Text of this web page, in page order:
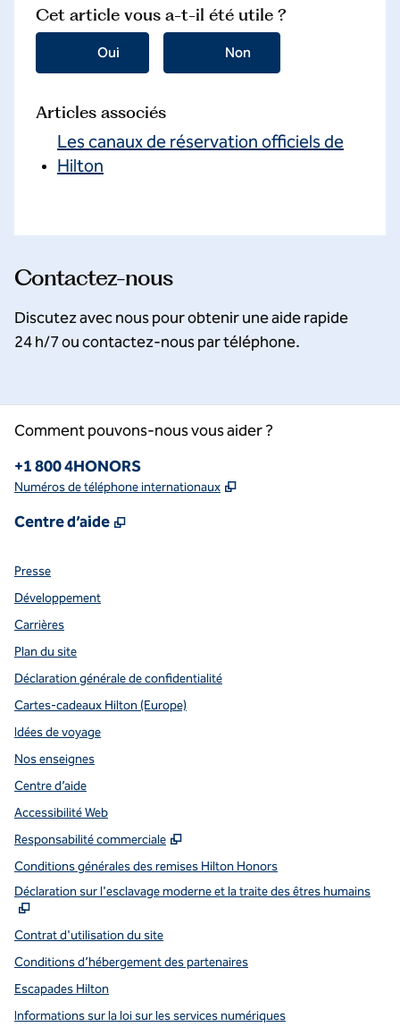
Cet article vous a-t-il été utile ?
Oui Non
Articles associés
Les canaux de réservation officiels de
Hilton
Contactez-nous
Discutez avec nous pour obtenir une aide rapide
24 h/7 ou contactez-nous par téléphone.
Comment pouvons-nous vous aider ?
Téléphone :
+1 800 4HONORS
Numéros de téléphone internationaux ,
Centre d’aide ,
Presse
Développement
Carrières
Plan du site
Déclaration générale de confidentialité
Cartes-cadeaux Hilton (Europe)
Idées de voyage
Nos enseignes
Centre d’aide
Accessibilité Web
Responsabilité commerciale
,
Conditions générales des remises Hilton Honors
Déclaration sur l'esclavage moderne et la traite des êtres humains
Contrat d'utilisation du site
Conditions d’hébergement des partenaires
Escapades Hilton
Informations sur la loi sur les services numériques